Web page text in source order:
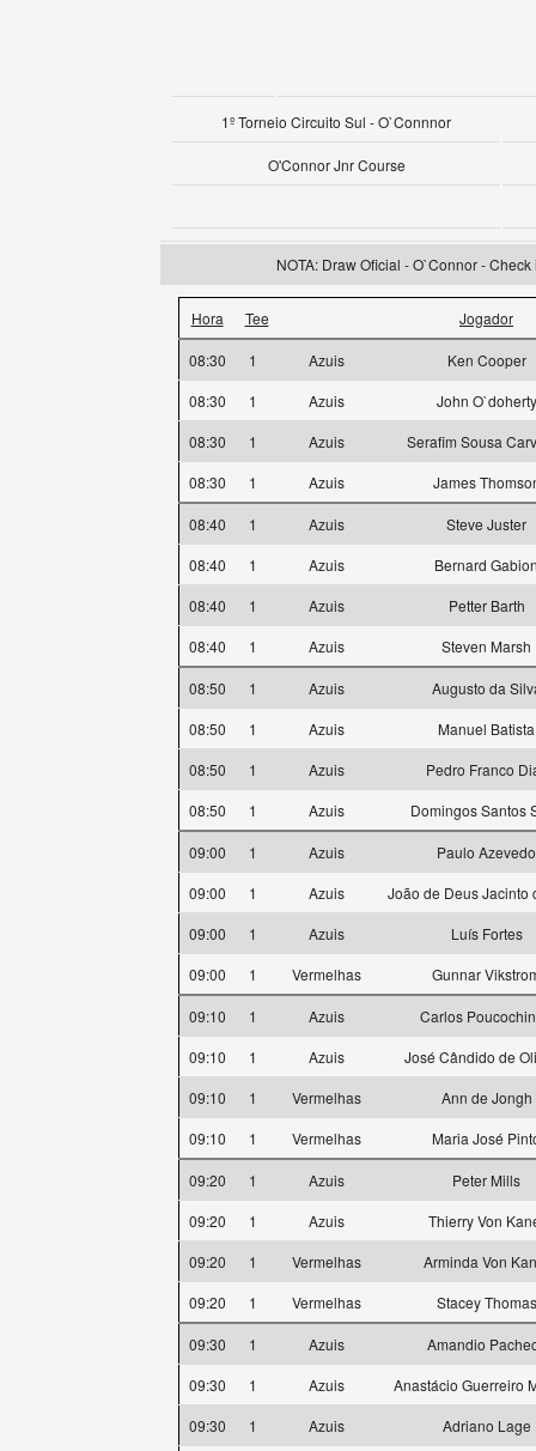
1º Torneio Circuito Sul - O`Connnor
O'Connor Jnr Course
NOTA: Draw Oficial - O`Connor -
Hora Tee Jogador
08:30 1 Azuis
Ken Cooper
08:30
1 Azuis
John O`doherty
08:30
1 Azuis
Serafim Sousa
08:30
1 Azuis James
08:40 1 Azuis
Steve Juster
08:40
1 Azuis
Bernard
08:40
1 Azuis
Petter Barth
08:40
1 Azuis Steven Marsh
08:50 1 Azuis
Augusto da
08:50
1 Azuis
Manuel Batista
08:50
1 Azuis
Pedro Franco
08:50
1 Azuis Domingos Santos
09:00 1 Azuis
Paulo Azevedo
09:00
1 Azuis
João de Deus Jacinto
09:00
1 Azuis
Luís Fortes
09:00
1 Vermelhas Gunnar
09:10 1 Azuis
Carlos
09:10
1 Azuis
José Cândido de
09:10
1 Vermelhas
Ann de Jongh
09:10
1 Vermelhas Maria José
09:20 1 Azuis
Peter Mills
09:20
1 Azuis
Thierry Von
09:20
1 Vermelhas
Arminda Von
09:20
1 Vermelhas Stacey Thomas
09:30 1 Azuis
Amandio
09:30
1 Azuis
Anastácio Guerreiro
09:30
1 Azuis
Adriano Lage